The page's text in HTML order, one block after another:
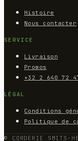
Histoire
Nous contacter
SERVICE
Livraison
Promos
+32 2 640 72
LÉGAL
Conditions
Politique de
© CORDERIE SMITS-